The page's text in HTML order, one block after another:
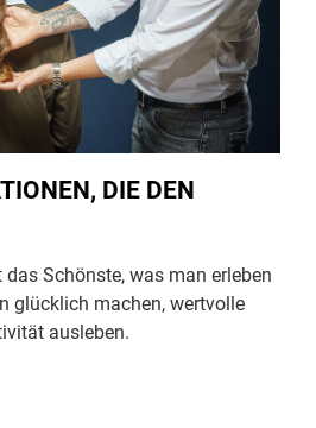
DIE DEN
Schönste, was man erleben
glücklich machen, wertvolle
ausleben.